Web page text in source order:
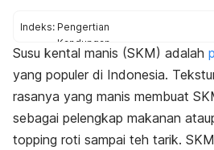
Indeks: Pengertian
Kandungan
Kegunaan
Faktor Risiko
Cara Konsumsi
Susu kental manis (SKM) adalah
yang populer di Indonesia.
rasanya yang manis membuat
sebagai pelengkap makanan
topping roti sampai teh tarik.